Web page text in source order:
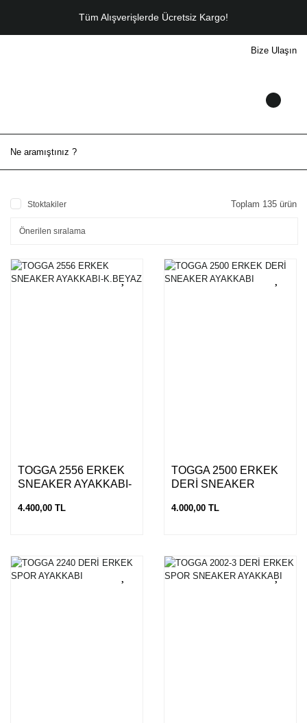
Tüm Alışverişlerde Ücretsiz Kargo!
Bize Ulaşın
Stoktakiler Toplam 135 ürün
TOGGA 2556 ERKEK
SNEAKER AYAKKABI-
4.400,00 TL
TOGGA 2500 ERKEK
DERİ SNEAKER
4.000,00 TL